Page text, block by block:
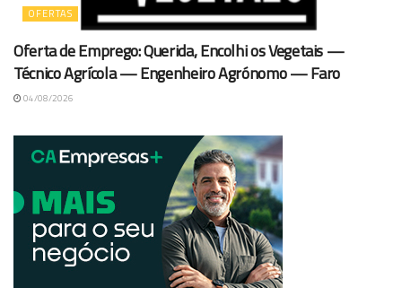
OFERTAS
Oferta de Emprego: Querida, Encolhi os Vegetais —
Técnico Agrícola — Engenheiro Agrónomo — Faro
04/08/2026